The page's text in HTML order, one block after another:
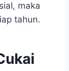
maka
tahun.